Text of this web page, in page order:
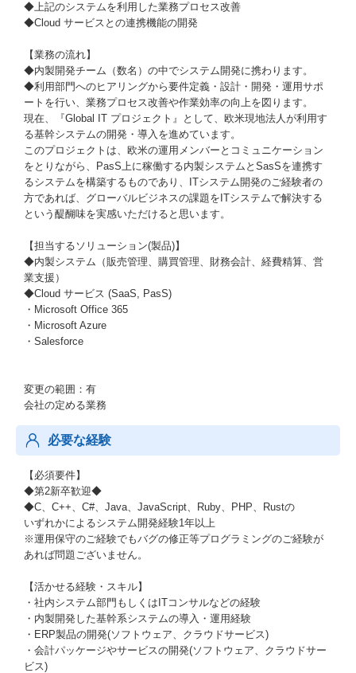
◆上記のシステムを利用した業務プロセス改善
◆Cloud サービスとの連携機能の開発
【業務の流れ】
◆内製開発チーム（数名）の中でシステム開発に携わります。
◆利用部門へのヒアリングから要件定義・設計・開発・運用サポ
ートを行い、業務プロセス改善や作業効率の向上を図ります。
現在、『Global IT プロジェクト』として、欧米現地法人が利用す
る基幹システムの開発・導入を進めています。
このプロジェクトは、欧米の運用メンバーとコミュニケーション
をとりながら、PasS上に稼働する内製システムとSasSを連携す
るシステムを構築するものであり、ITシステム開発のご経験者の
方であれば、グローバルビジネスの課題をITシステムで解決する
という醍醐味を実感いただけると思います。
【担当するソリューション(製品)】
◆内製システム（販売管理、購買管理、財務会計、経費精算、営
業支援）
◆Cloud サービス (SaaS, PasS)
・Microsoft Office 365
・Microsoft Azure
・Salesforce
変更の範囲：有
会社の定める業務
必要な経験
【必須要件】
◆第2新卒歓迎◆
◆C、C++、C#、Java、JavaScript、Ruby、PHP、Rustの
いずれかによるシステム開発経験1年以上
※運用保守のご経験でもバグの修正等プログラミングのご経験が
あれば問題ございません。
【活かせる経験・スキル】
・社内システム部門もしくはITコンサルなどの経験
・内製開発した基幹系システムの導入・運用経験
・ERP製品の開発(ソフトウェア、クラウドサービス)
・会計パッケージやサービスの開発(ソフトウェア、クラウドサー
ビス)